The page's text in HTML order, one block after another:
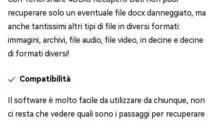
recuperare solo un eventuale file docx danneggiato, ma
anche tantissimi altri tipi di file in diversi formati:
immagini, archivi, file audio, file video, in decine e decine
di formati diversi!
Compatibilità
Il software è molto facile da utilizzare da chiunque, non
ci resta che vedere quali sono i passaggi per recuperare